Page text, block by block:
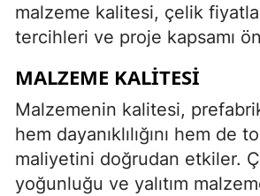
malzeme kalitesi, çelik
tercihleri ve proje kapsamı
MALZEME KALITESI
Malzemenin kalitesi,
hem dayanıklılığını hem de
maliyetini doğrudan etkiler.
yoğunluğu ve yalıtım